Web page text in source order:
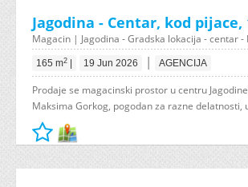
Jagodina - Centar, kod pijace,
Magacin | Jagodina - Gradska lokacija - centar
165 m2 19 Jun 2026 | AGENCIJA
Prodaje se magacinski prostor u centru
Maksima Gorkog, pogodan za razne delatnosti,